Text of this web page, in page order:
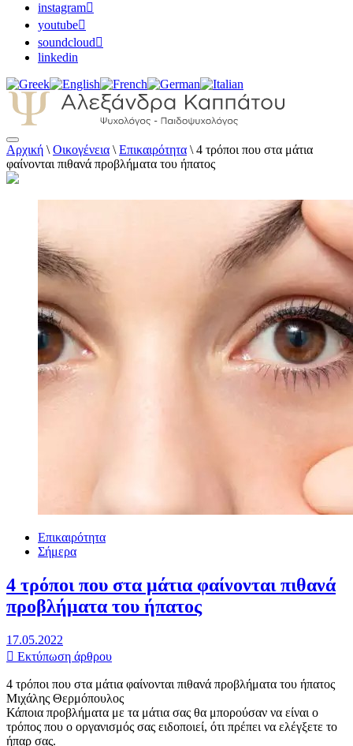
instagram
youtube
soundcloud
linkedin
Αλεξάνδρα Καππάτου Ψυχολόγος –
Παιδοψυχολόγος
Αρχική \ Οικογένεια \ Επικαιρότητα \ 4 τρόποι που στα μάτια
φαίνονται πιθανά προβλήματα του ήπατος
Επικαιρότητα
Σήμερα
4 τρόποι που στα μάτια φαίνονται πιθανά
προβλήματα του ήπατος
17.05.2022
Εκτύπωση άρθρου
4 τρόποι που στα μάτια φαίνονται πιθανά προβλήματα του ήπατος
Μιχάλης Θερμόπουλος
Κάποια προβλήματα με τα μάτια σας θα μπορούσαν να είναι ο
τρόπος που ο οργανισμός σας ειδοποιεί, ότι πρέπει να ελέγξετε το
ήπαρ σας.